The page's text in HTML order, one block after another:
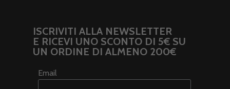
ISCRIVITI ALLA NEWSLETTER
E RICEVI UNO SCONTO DI 5€ SU
UN ORDINE DI ALMENO 200€
Email